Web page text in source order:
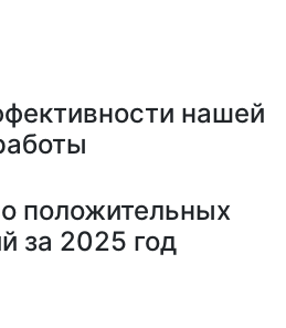
нашей
положительных
за 2025 год